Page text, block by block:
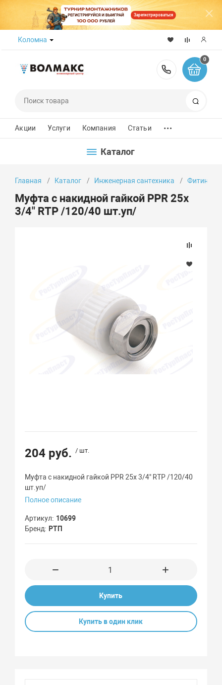
Зарегистрироваться
Коломна
8 (800)
0
Акции Услуги Компания Статьи ...
Каталог
Главная Каталог Инженерная сантехника Фитинги
Муфта с накидной гайкой PPR 25х
3/4" RTP /120/40 шт.уп/
204 руб. / шт.
Муфта с накидной гайкой PPR 25х 3/4" RTP /120/40
шт.уп/
Полное описание
Артикул
10699
Бренд
РТП
Купить
Купить в один клик